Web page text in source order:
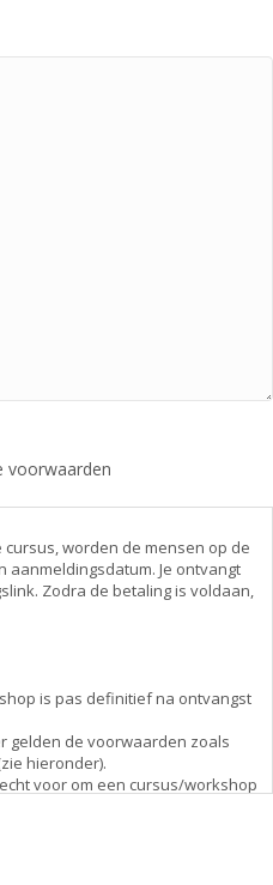
voorwaarden
worden de mensen op de
Je ontvangt
Zodra de betaling is voldaan,
is pas definitief na ontvangst
gelden de voorwaarden zoals
hieronder).
voor om een cursus/workshop
In dit geval wordt het
alternatieve datum